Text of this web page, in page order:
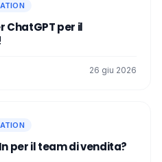
ChatGPT per il
26 giu 2026
per il team di vendita?